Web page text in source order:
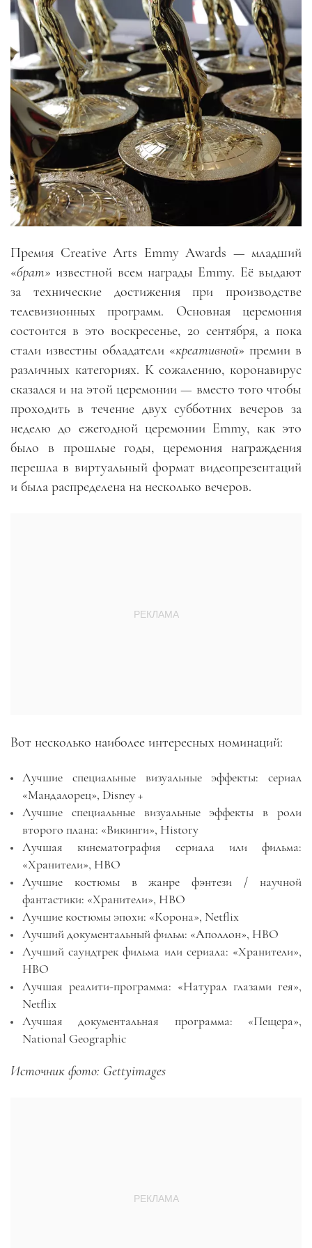
Премия Creative Arts Emmy Awards — младший
«брат» известной всем награды Emmy. Её выдают
за технические достижения при производстве
телевизионных программ. Основная церемония
состоится в это воскресенье, 20 сентября, а пока
стали известны обладатели «креативной» премии в
различных категориях. К сожалению, коронавирус
сказался и на этой церемонии — вместо того чтобы
проходить в течение двух субботних вечеров за
неделю до ежегодной церемонии Emmy, как это
было в прошлые годы, церемония награждения
перешла в виртуальный формат видеопрезентаций
и была распределена на несколько вечеров.
Вот несколько наиболее интересных номинаций:
Лучшие специальные визуальные эффекты: сериал
«Мандалорец», Disney +
Лучшие специальные визуальные эффекты в роли
второго плана: «Викинги», History
Лучшая кинематография сериала или фильма:
«Хранители», HBO
Лучшие костюмы в жанре фэнтези / научной
фантастики: «Хранители», HBO
Лучшие костюмы эпохи: «Корона», Netflix
Лучший документальный фильм: «Аполлон», HBO
Лучший саундтрек фильма или сериала: «Хранители»,
HBO
Лучшая реалити-программа: «Натурал глазами гея»,
Netflix
Лучшая документальная программа: «Пещера»,
National Geographic
Источник фото: Gettyimages